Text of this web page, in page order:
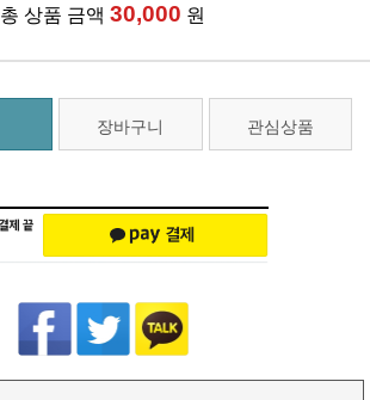
총 상품 금액 30,000 원
장바구니 관심상품